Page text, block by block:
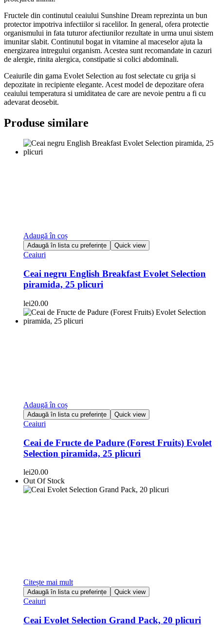
Fructele din continutul ceaiului Sunshine Dream reprezinta un bun
protector impotriva infectiilor si racelilor. In general, ofera protectie
organismului in fata tuturor afectiunilor rezultate in urma unui sistem
imunitar slabit. Continutul bogat in vitamine al maceselor ajuta la
energizarea intregului organism. Acestea sunt recomandate in cazuri
de alergie, rinita alergica, constipatie si colici abdominali.
Ceaiurile din gama Evolet Selection au fost selectate cu grija si
depozitate in recipiente elegante. Acest model de depozitare ofera
ceaiului temperatura si umiditatea de care are nevoie pentru a fi cu
adevarat deosebit.
Produse similare
Adaugă în coș
Adaugă în lista cu preferințe Quick view
Ceaiuri
Ceai negru English Breakfast Evolet Selection
piramida, 25 plicuri
lei20.00
Adaugă în coș
Adaugă în lista cu preferințe Quick view
Ceaiuri
Ceai de Fructe de Padure (Forest Fruits) Evolet
Selection piramida, 25 plicuri
lei20.00
Out Of Stock
Citește mai mult
Adaugă în lista cu preferințe Quick view
Ceaiuri
Ceai Evolet Selection Grand Pack, 20 plicuri